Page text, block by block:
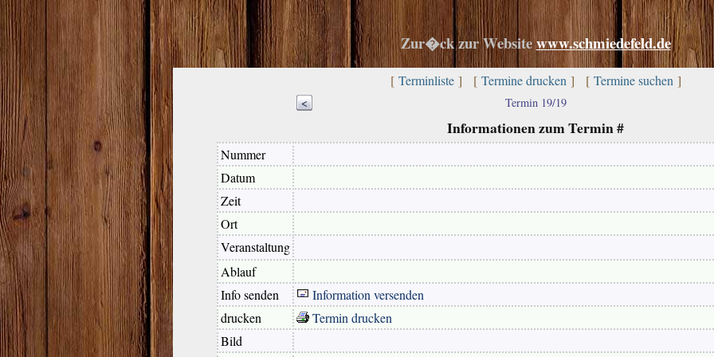
Zur�ck zur Websitewww.schmiedefeld.de
[ Terminliste] [ Termine drucken] [ Termine suchen]
< Termin 19/19
Informationen zum Termin #
Nummer
Datum
Zeit
Ort
Veranstaltung
Ablauf
Info senden
Information versenden
drucken
Termin drucken
Bild